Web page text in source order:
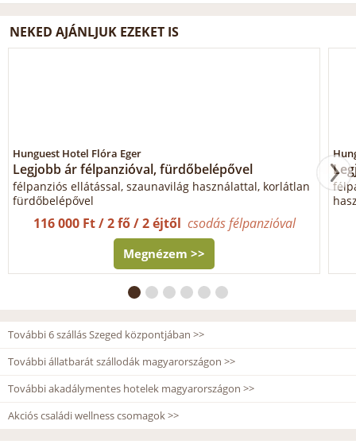
NEKED AJÁNLJUK EZEKET IS
Hunguest Hotel Flóra Eger
Legjobb ár félpanzióval, fürdőbelépővel
félpanziós ellátással, szaunavilág használattal, korlátlan
fürdőbelépővel
116 000 Ft / 2 fő / 2 éjtől csodás félpanzióval
Megnézem >>
További 6 szállás Szeged központjában >>
További állatbarát szállodák magyarországon >>
További akadálymentes hotelek magyarországon >>
Akciós családi wellness csomagok >>